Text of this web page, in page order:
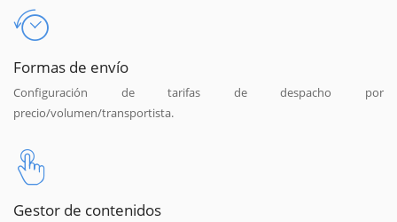
Formas de envío
Configuración de tarifas de despacho por
precio/volumen/transportista.
Gestor de contenidos